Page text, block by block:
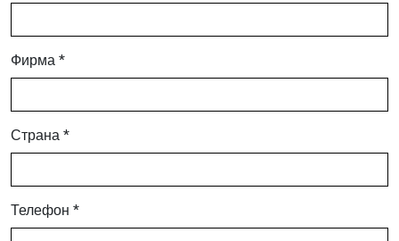
Фирма *
Страна *
Телефон *